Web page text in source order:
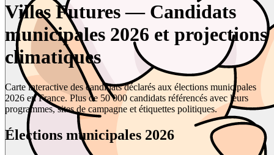
Villes Futures — Candidats
municipales 2026 et projections
climatiques
Carte interactive des candidats déclarés aux élections municipales
2026 en France. Plus de 50 000 candidats référencés avec leurs
programmes, sites de campagne et étiquettes politiques.
Élections municipales 2026